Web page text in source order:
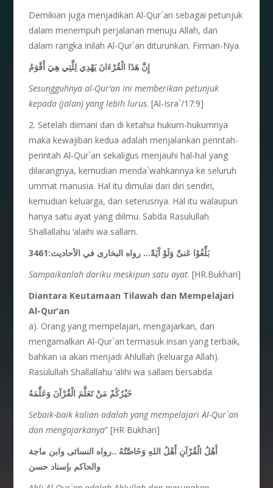
Demikian juga menjadikan Al-Qur`an sebagai petunjuk
dalam menempuh perjalanan menuju Allah, dan
dalam rangka inilah Al-Qur`an diturunkan. Firman-Nya.
إِنَّ هَذَا الْقُرْءَانَ يَهْدِي لِلَّتِي هِيَ أَقْوَمُ
Sesungguhnya al-Qur’an ini memberikan petunjuk
kepada (jalan) yang lebih lurus. [Al-Isra`/17:9]
2. Setelah diimani dan di ketahui hukum-hukumnya
maka kewajiban kedua adalah menjalankan perintah-
perintah Al-Qur`an sekaligus menjauhi hal-hal yang
dilarangnya, kemudian menda`wahkannya ke seluruh
ummat manusia. Hal itu dimulai dari diri sendiri,
kemudian keluarga, dan seterusnya. Hal itu walaupun
hanya satu ayat yang diilmu. Sabda Rasulullah
Shallallahu ‘alaihi wa sallam.
بَلِّغُوْا عَنىِّ وَلَوْ آَيَةً… رواه البخارى في الأحاديث:3461
Sampaikanlah dariku meskipun satu ayat. [HR.Bukhari]
Diantara Keutamaan Tilawah dan Mempelajari
Al-Qur’an
a). Orang yang mempelajari, mengajarkan, dan
mengamalkan Al-Qur`an termasuk insan yang terbaik,
bahkan ia akan menjadi Ahlullah (keluarga Allah).
Rasulullah Shallallahu ‘alihi wa sallam bersabda.
خَيْرُكُمْ مَنْ تَعَلَّمَ الْقُرْآنَ وَعَلَّمَهُ
Sebaik-baik kalian adalah yang mempelajari Al-Qur`an
dan mengajarkanya” [HR Bukhari]
أَهْلُ الْقُرْآنِ أَهْلُ اللهِ وَخَاصَّتُهُ ..رواه النسائى وابن ماجة
والحاكم بإسناد حسن